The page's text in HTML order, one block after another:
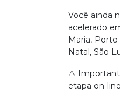
Você ainda
acelerado
Maria, Porto
Natal, São
⚠️
etapa on-